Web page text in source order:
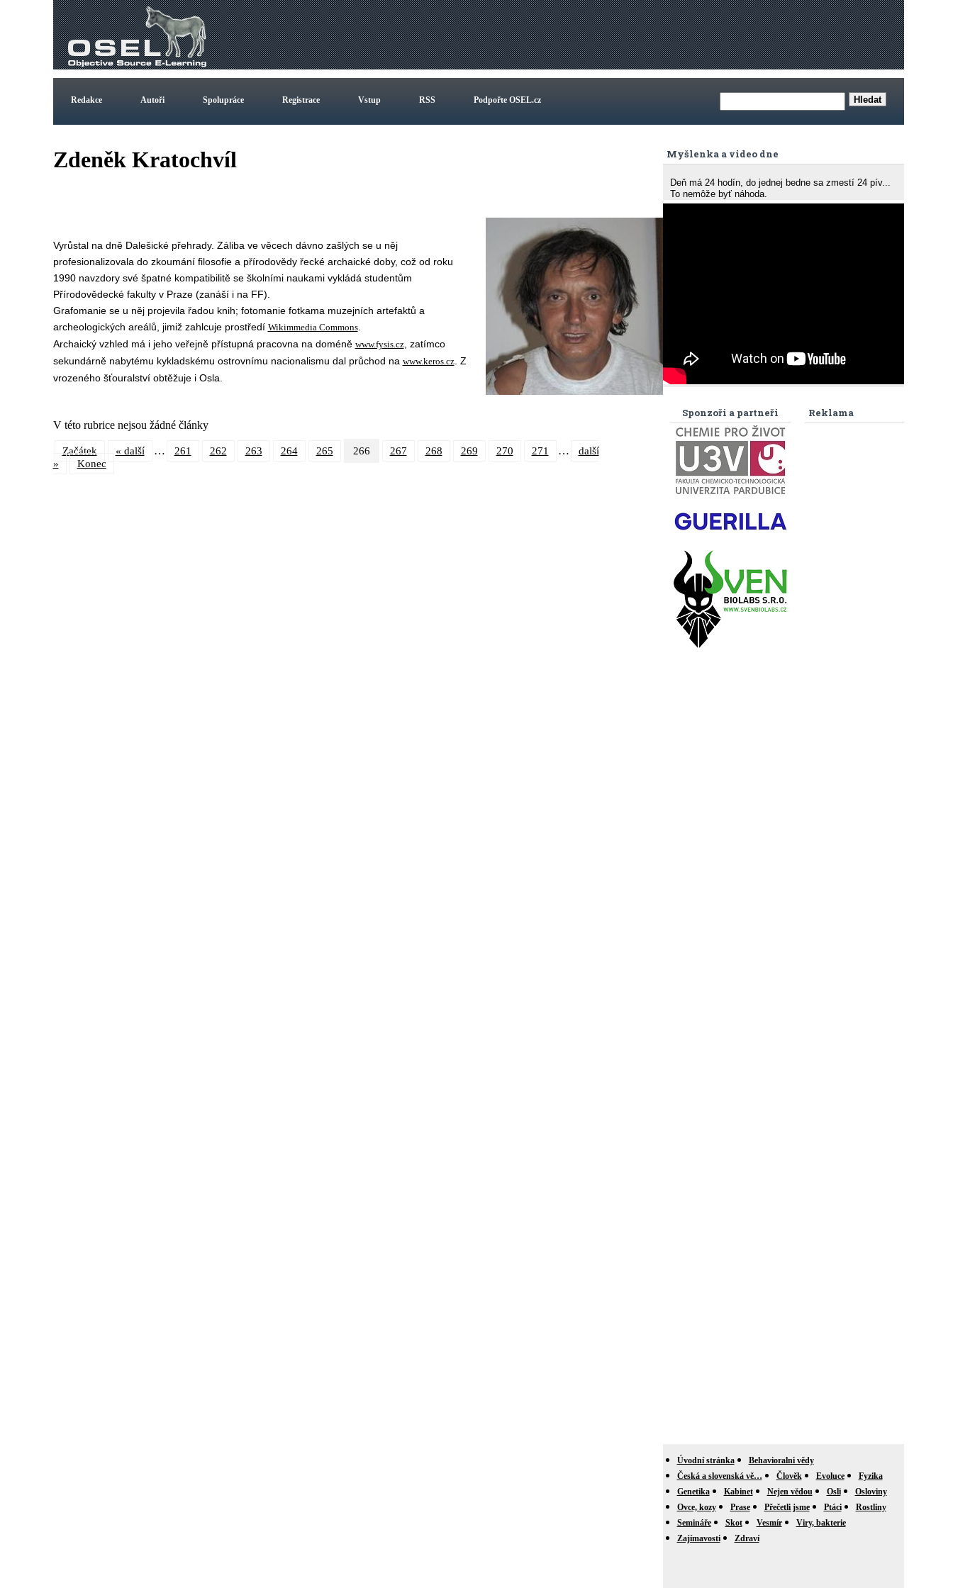
Redakce Autoři Spolupráce Registrace Vstup RSS Podpořte OSEL.cz
Zdeněk Kratochvíl
Vyrůstal na dně Dalešické přehrady. Záliba ve věcech dávno zašlých se u něj
profesionalizovala do zkoumání filosofie a přírodovědy řecké archaické doby, což od roku
1990 navzdory své špatné kompatibilitě se školními naukami vykládá studentům
Přírodovědecké fakulty v Praze (zanáší i na FF).
Grafomanie se u něj projevila řadou knih; fotomanie fotkama muzejních artefaktů a
archeologických areálů, jimiž zahlcuje prostředí Wikimmedia Commons.
Archaický vzhled má i jeho veřejně přístupná pracovna na doméně www.fysis.cz, zatímco
sekundárně nabytému kykladskému ostrovnímu nacionalismu dal průchod na www.keros.cz. Z
vrozeného šťouralství obtěžuje i Osla.
V této rubrice nejsou žádné články
Začátek « další … 261 262 263 264 265 266 267 268 269 270 271 …
další
»
Konec
Myšlenka a video dne
Deň má 24 hodín, do jednej bedne sa zmestí 24 pív...
To nemôže byť náhoda.
Reklama
Sponzoři a partneři
Úvodní stránka
Behavioralni vědy
Česká a slovenská vě…
Člověk Evoluce
Fyzika
Genetika
Kabinet Nejen vědou Osli
Osloviny
Ovce, kozy
Prase Přečetli jsme Ptáci
Rostliny
Semináře
Skot Vesmír
Viry, bakterie
Zajímavosti
Zdraví